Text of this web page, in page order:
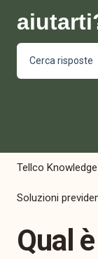
Tellco
Soluzioni
Qual